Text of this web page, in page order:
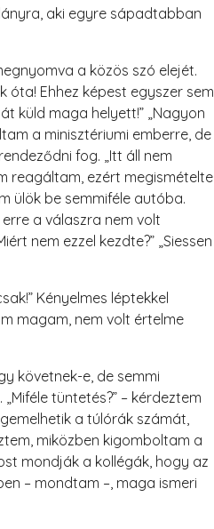
aki egyre sápadtabban
a közös szó elejét.
óta! Ehhez képest egyszer sem
küld maga helyett!” „Nagyon
a minisztériumi emberre, de
fog. „Itt áll nem
reagáltam, ezért megismételte
ülök be semmiféle autóba.
a válaszra nem volt
nem ezzel kezdte?” „Siessen
Kényelmes léptekkel
magam, nem volt értelme
követnek-e, de semmi
tüntetés?” – kérdeztem
a túlórák számát,
miközben kigomboltam a
mondják a kollégák, hogy az
– mondtam –, maga ismeri